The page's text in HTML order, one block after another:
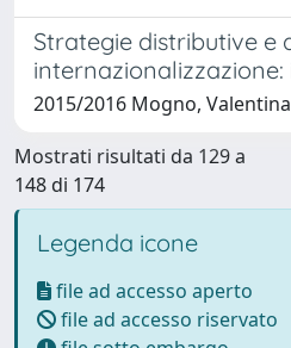
Strategie distributive e
2015/2016 Mogno, Valentina
Mostrati risultati da 129 a
148 di 174
Legenda icone
file ad accesso aperto
file ad accesso riservato